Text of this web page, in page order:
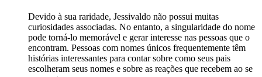
Devido à sua raridade, Jessivaldo não possui muitas
curiosidades associadas. No entanto, a singularidade do nome
pode torná-lo memorável e gerar interesse nas pessoas que o
encontram. Pessoas com nomes únicos frequentemente têm
histórias interessantes para contar sobre como seus pais
escolheram seus nomes e sobre as reações que recebem ao se